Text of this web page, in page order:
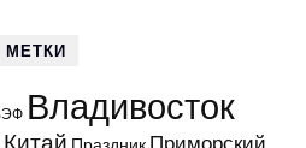
МЕТКИ
Владивосток
Китай Праздник Приморский